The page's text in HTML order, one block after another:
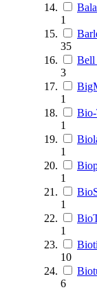
1
35
Bell
3
1
Bio-
1
1
1
1
1
10
6